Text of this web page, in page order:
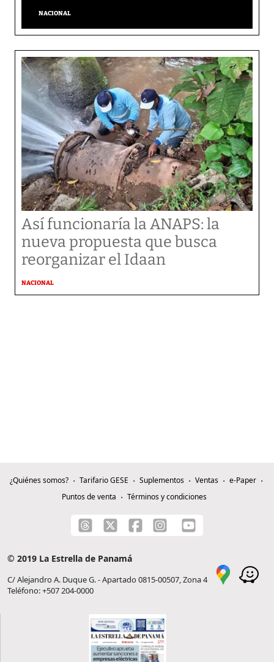
NACIONAL
Así funcionaría la ANAPS: la
nueva propuesta que busca
reorganizar el Idaan
NACIONAL
¿Quiénes somos? Tarifario GESE Suplementos Ventas
e-Paper
Puntos de venta
Términos y condiciones
© 2019 La Estrella de Panamá
C/ Alejandro A. Duque G. - Apartado 0815-00507, Zona 4
Teléfono: +507 204-0000